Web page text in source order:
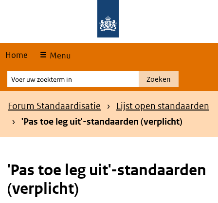
Home Menu
Voer
uw
zoekterm
Zoeken
Kruimelpad
Forum Standaardisatie
Lijst open standaarden
'Pas toe leg uit'-standaarden (verplicht)
'Pas toe leg uit'-standaarden
(verplicht)